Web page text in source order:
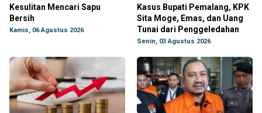
Kesulitan Mencari Sapu
Bersih
Kamis, 06 Agustus 2026
Kasus Bupati Pemalang, KPK
Sita Moge, Emas, dan Uang
Tunai dari Penggeledahan
Senin, 03 Agustus 2026